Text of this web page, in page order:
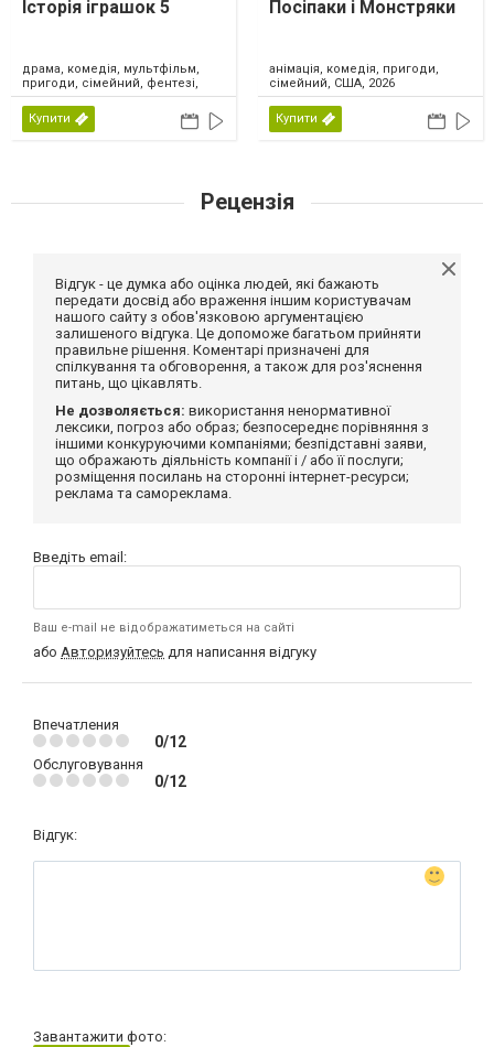
Історія іграшок 5
драма, комедія, мультфільм,
пригоди, сімейний, фентезі,
США, 2026
Купити
Посіпаки і Монстряки
анімація, комедія, пригоди,
сімейний, США, 2026
Купити
Рецензія
Відгук - це думка або оцінка людей, які бажають
передати досвід або враження іншим користувачам
нашого сайту з обов'язковою аргументацією
залишеного відгука. Це допоможе багатьом прийняти
правильне рішення. Коментарі призначені для
спілкування та обговорення, а також для роз'яснення
питань, що цікавлять.
Не дозволяється: використання ненормативної
лексики, погроз або образ; безпосереднє порівняння з
іншими конкуруючими компаніями; безпідставні заяви,
що ображають діяльність компанії і / або її послуги;
розміщення посилань на сторонні інтернет-ресурси;
реклама та самореклама.
Введіть email:
Ваш e-mail не відображатиметься на сайті
або Авторизуйтесь для написання відгуку
Впечатления
0/12
Обслуговування
0/12
Відгук:
Завантажити фото: